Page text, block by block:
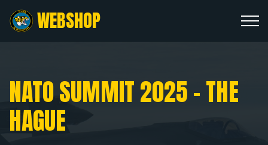
WEBSHOP
NATO SUMMIT 2025 – THE
HAGUE